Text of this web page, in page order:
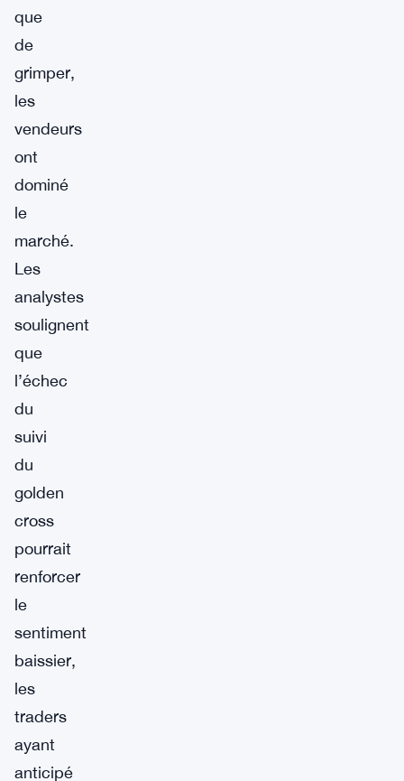
que
de
grimper,
les
vendeurs
ont
dominé
le
marché.
Les
analystes
soulignent
que
l’échec
du
suivi
du
golden
cross
pourrait
renforcer
le
sentiment
baissier,
les
traders
ayant
anticipé